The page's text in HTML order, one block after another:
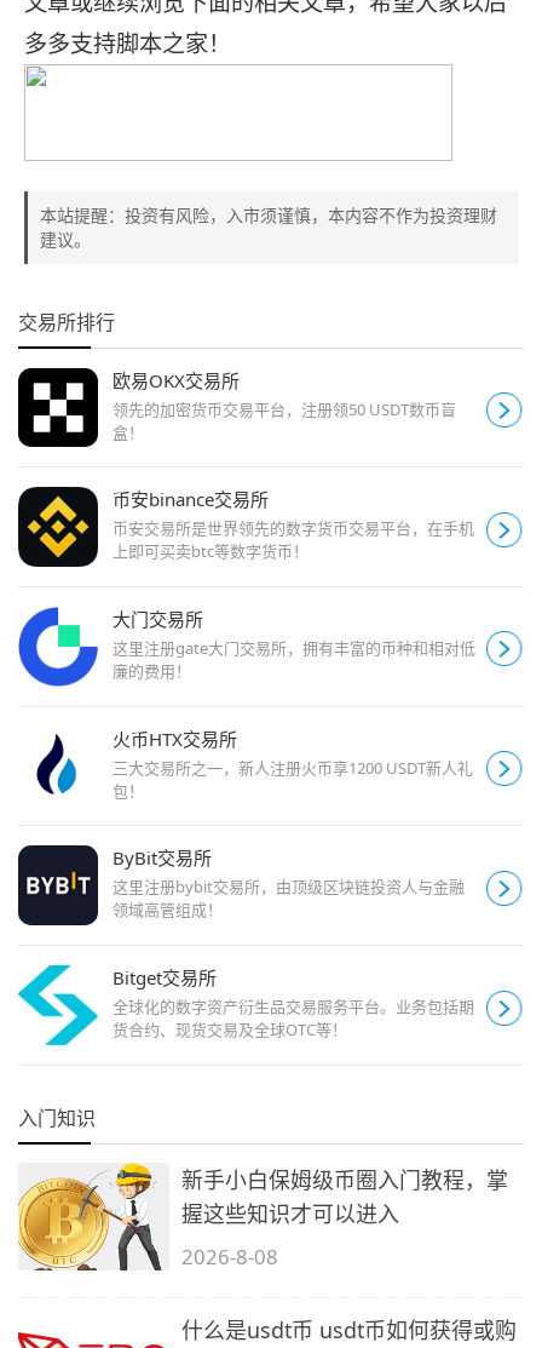
多多支持脚本之家！
本站提醒：投资有风险，入市须谨慎，本内容不作为投资理财
建议。
交易所排行
欧易OKX交易所
领先的加密货币交易平台，注册领50 USDT数币盲
盒！
币安binance交易所
币安交易所是世界领先的数字货币交易平台，在手机
上即可买卖btc等数字货币！
大门交易所
这里注册gate大门交易所，拥有丰富的币种和相对低
廉的费用！
火币HTX交易所
三大交易所之一，新人注册火币享1200 USDT新人礼
包！
ByBit交易所
这里注册bybit交易所，由顶级区块链投资人与金融
领域高管组成！
Bitget交易所
全球化的数字资产衍生品交易服务平台。业务包括期
货合约、现货交易及全球OTC等！
入门知识
新手小白保姆级币圈入门教程，掌
握这些知识才可以进入
2026-8-08
什么是usdt币 usdt币如何获得或购